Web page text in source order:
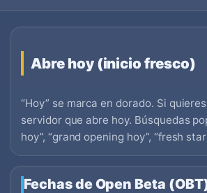
Abre hoy (inicio fresco)
“Hoy” se marca en dorado. Si
servidor que abre hoy. Búsquedas
hoy”, “grand opening hoy”, “fresh
Fechas de Open Beta